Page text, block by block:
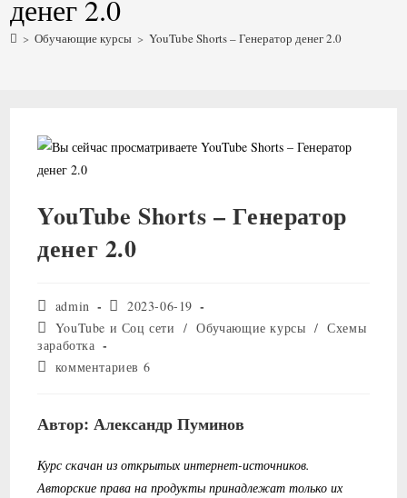
денег 2.0
> Обучающие курсы > YouTube Shorts – Генератор денег 2.0
YouTube Shorts – Генератор
денег 2.0
Автор
записи:
admin
Запись
опубликована:
2023-06-19
Рубрика
записи:
YouTube и Соц сети / Обучающие курсы / Схемы
заработка
Комментарии
комментариев 6
Автор: Александр Пуминов
Курс скачан из открытых интернет-источников.
Авторские права на продукты принадлежат только их